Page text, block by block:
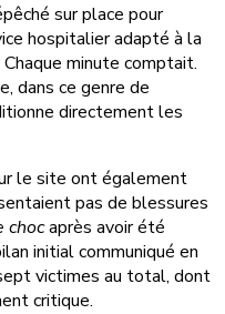
sur place pour
hospitalier adapté à la
minute comptait.
dans ce genre de
directement les
le site ont également
pas de blessures
chocaprès avoir été
initial communiqué en
victimes au total, dont
critique.